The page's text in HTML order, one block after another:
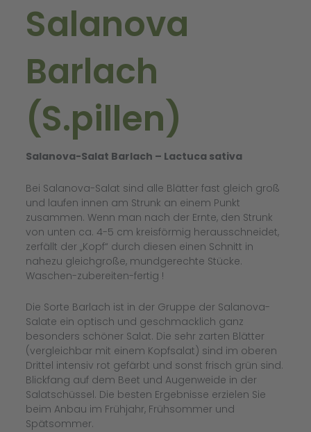
Salanova
Barlach
(S.pillen)
Salanova-Salat Barlach – Lactuca sativa
Bei Salanova-Salat sind alle Blätter fast gleich groß
und laufen innen am Strunk an einem Punkt
zusammen. Wenn man nach der Ernte, den Strunk
von unten ca. 4-5 cm kreisförmig herausschneidet,
zerfällt der „Kopf“ durch diesen einen Schnitt in
nahezu gleichgroße, mundgerechte Stücke.
Waschen-zubereiten-fertig !
Die Sorte Barlach ist in der Gruppe der Salanova-
Salate ein optisch und geschmacklich ganz
besonders schöner Salat. Die sehr zarten Blätter
(vergleichbar mit einem Kopfsalat) sind im oberen
Drittel intensiv rot gefärbt und sonst frisch grün sind.
Blickfang auf dem Beet und Augenweide in der
Salatschüssel. Die besten Ergebnisse erzielen Sie
beim Anbau im Frühjahr, Frühsommer und
Spätsommer.